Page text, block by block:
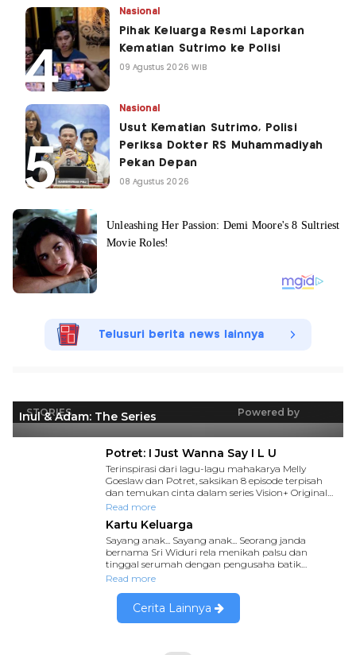
Nasional
Pihak Keluarga Resmi Laporkan
Kematian Sutrimo ke Polisi
09 Agustus 2026 WIB
Nasional
Usut Kematian Sutrimo, Polisi
Periksa Dokter RS Muhammadiyah
Pekan Depan
08 Agustus 2026
Telusuri berita news lainnya